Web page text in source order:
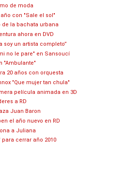
de moda
con "Sale el sol"
de la bachata urbana
ahora en DVD
soy un artista completo”
no le pare" en Sansoucí
"Ambulante"
20 años con orquesta
"Que mujer tan chula"
película animada en 3D
a RD
Juan Baron
el año nuevo en RD
a Juliana
para cerrar año 2010